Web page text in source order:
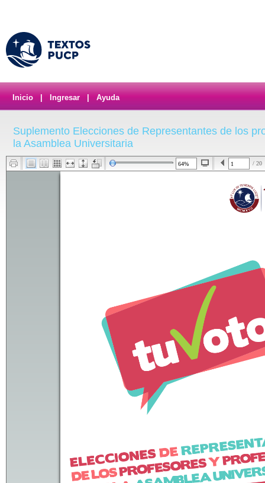
Inicio Ingresar Ayuda
Suplemento Elecciones de Representantes de los
la Asamblea Universitaria
/ 20